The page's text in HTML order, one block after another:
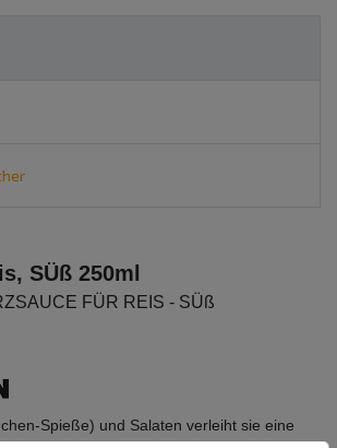
SÜß 250ml
FÜR REIS - SÜß
Spieße) und Salaten verleiht sie eine